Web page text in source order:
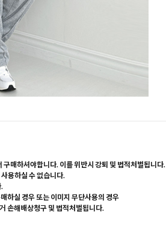
매하셔야합니다. 이를 위반시 강퇴 및 법적처벌됩니다.
용하실 수 없습니다.
하실 경우 또는 이미지 무단사용의 경우
손해배상청구 및 법적처벌됩니다.